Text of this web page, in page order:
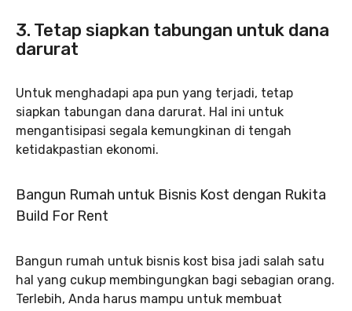
3. Tetap siapkan tabungan untuk dana
darurat
Untuk menghadapi apa pun yang terjadi, tetap
siapkan tabungan dana darurat. Hal ini untuk
mengantisipasi segala kemungkinan di tengah
ketidakpastian ekonomi.
Bangun Rumah untuk Bisnis Kost dengan Rukita
Build For Rent
Bangun rumah untuk bisnis kost bisa jadi salah satu
hal yang cukup membingungkan bagi sebagian orang.
Terlebih, Anda harus mampu untuk membuat